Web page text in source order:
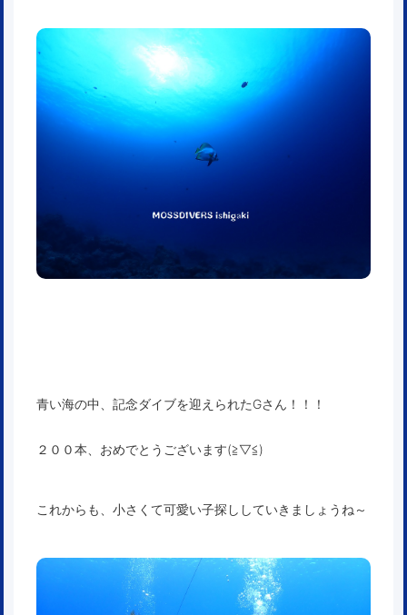
青い海の中、記念ダイブを迎えられたGさん！！！
２００本、おめでとうございます(≧▽≦)
これからも、小さくて可愛い子探ししていきましょうね～